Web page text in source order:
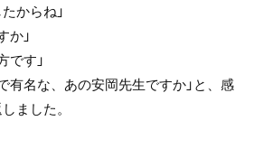
からね」
か」
です」
有名な、あの安岡先生ですか」と、感
ました。